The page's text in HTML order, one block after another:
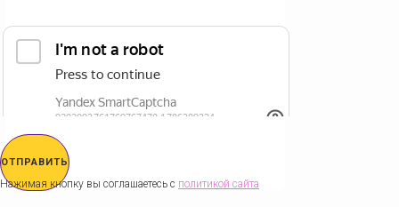
ОТПРАВИТЬ
Нажимая кнопку вы соглашаетесь с политикой сайта